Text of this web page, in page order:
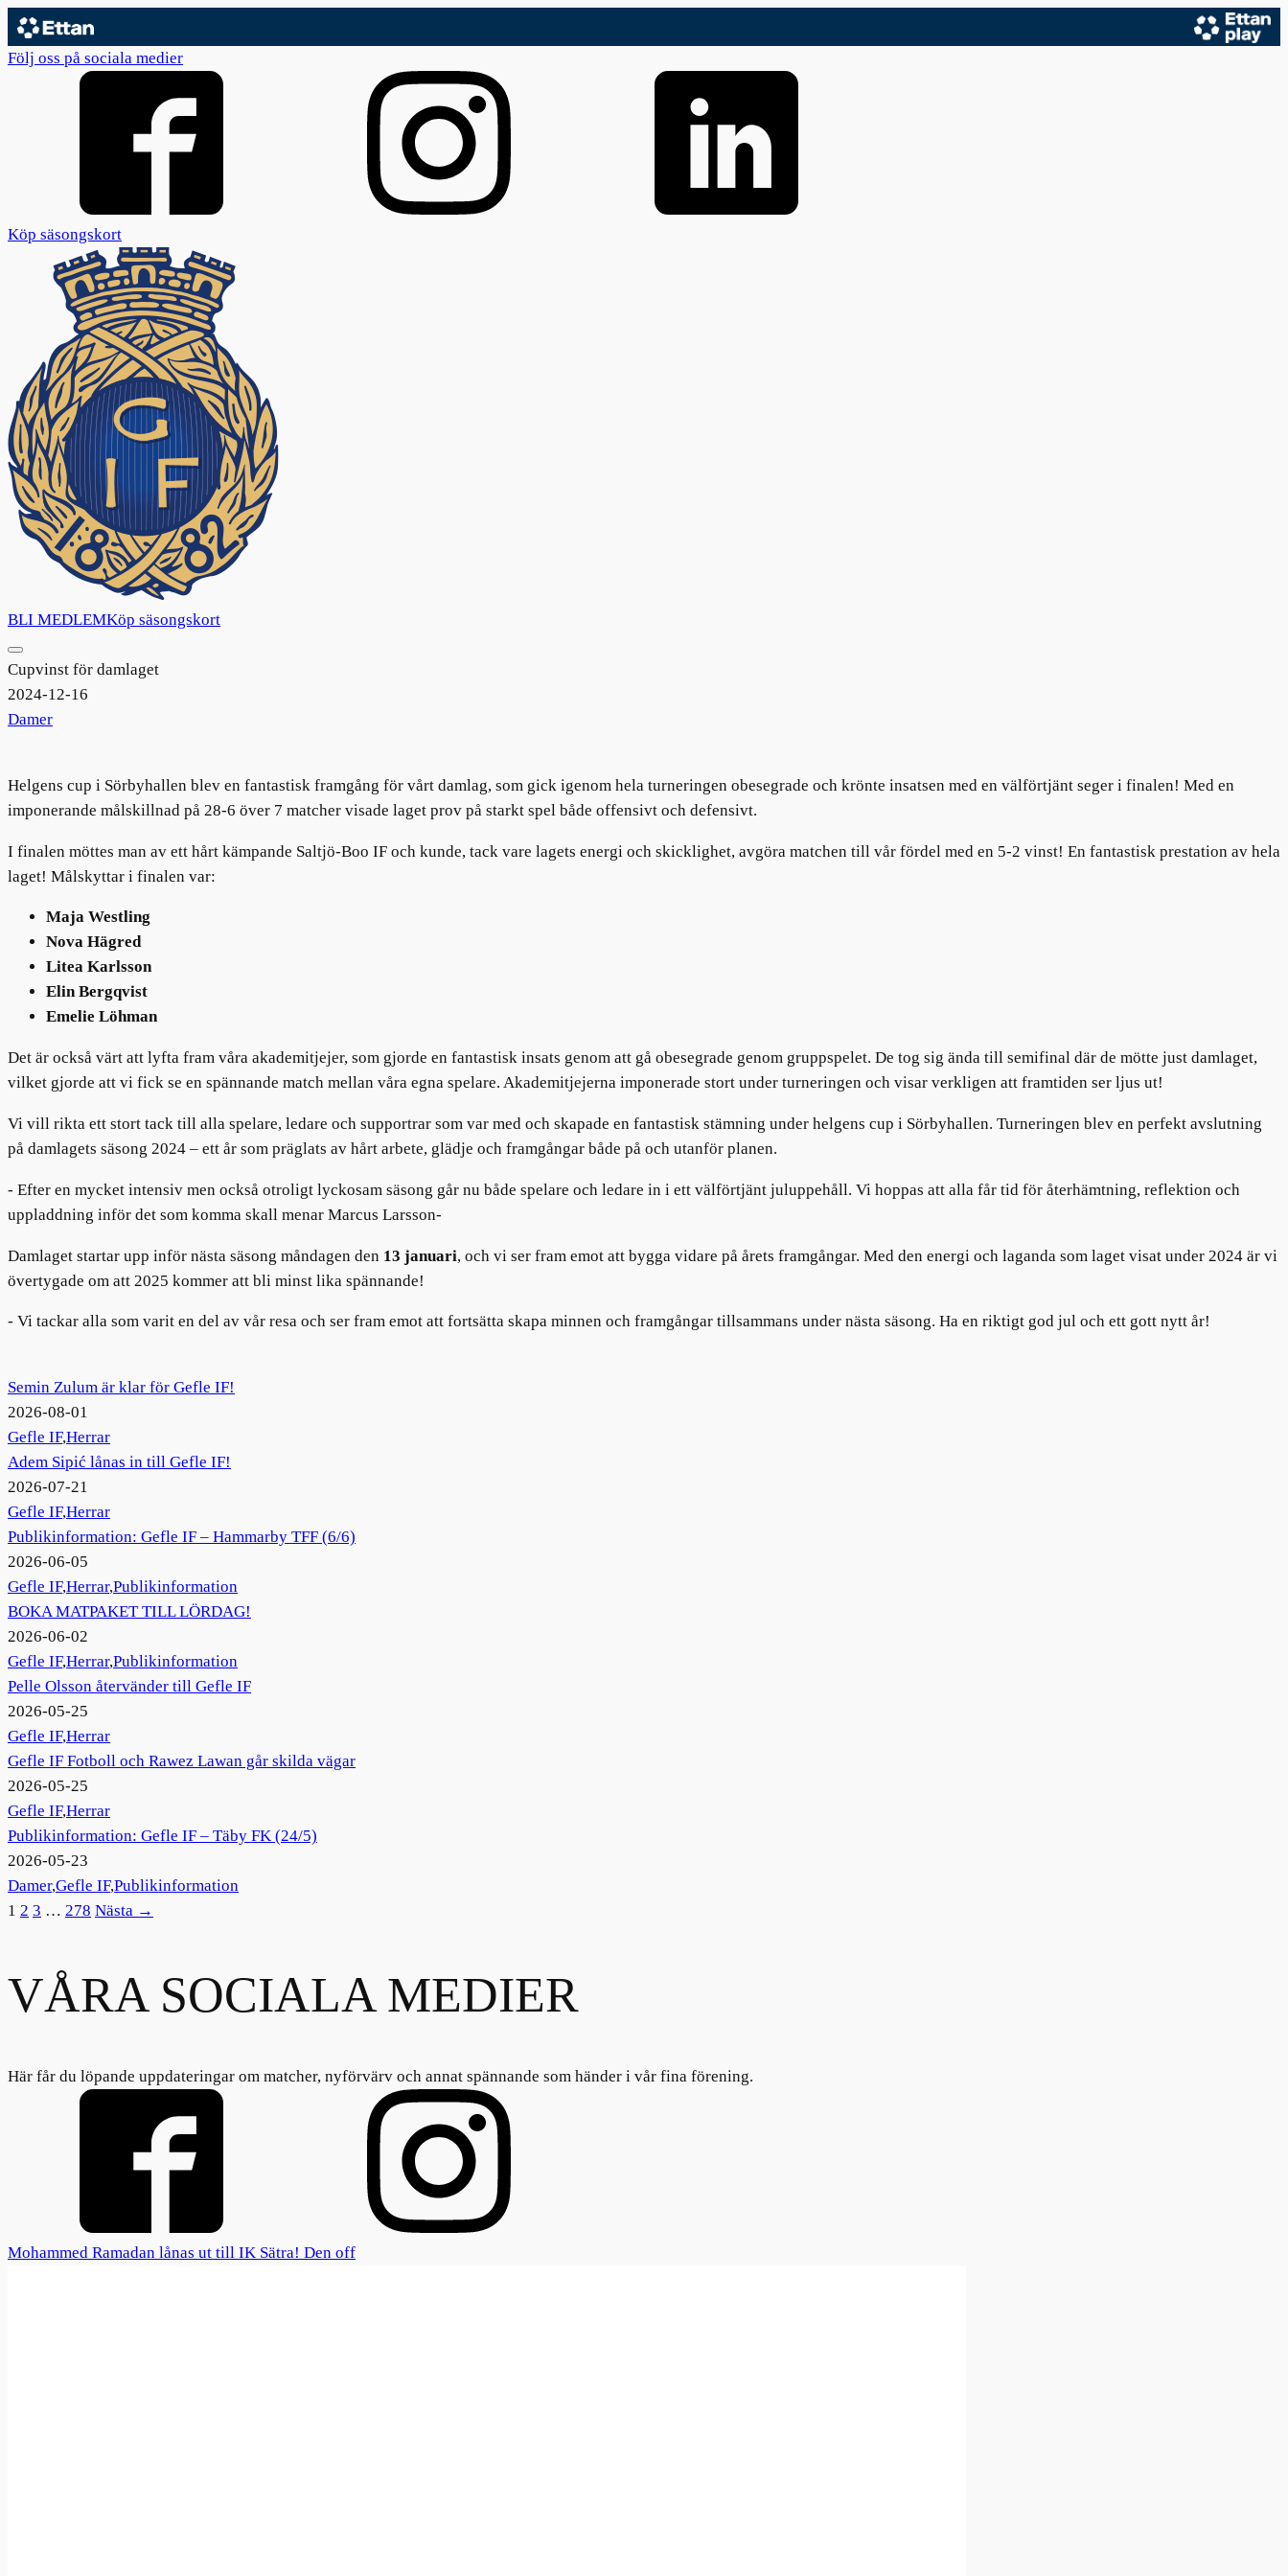
Följ oss på sociala medier
Köp säsongskort
BLI MEDLEMKöp säsongskort
Cupvinst för damlaget
2024-12-16
Damer
Helgens cup i Sörbyhallen blev en fantastisk framgång för vårt damlag, som gick igenom hela turneringen obesegrade och krönte insatsen med en välförtjänt seger i finalen! Med en
imponerande målskillnad på 28-6 över 7 matcher visade laget prov på starkt spel både offensivt och defensivt.
I finalen möttes man av ett hårt kämpande Saltjö-Boo IF och kunde, tack vare lagets energi och skicklighet, avgöra matchen till vår fördel med en 5-2 vinst! En fantastisk prestation av hela
laget! Målskyttar i finalen var:
Maja Westling
Nova Hägred
Litea Karlsson
Elin Bergqvist
Emelie Löhman
Det är också värt att lyfta fram våra akademitjejer, som gjorde en fantastisk insats genom att gå obesegrade genom gruppspelet. De tog sig ända till semifinal där de mötte just damlaget,
vilket gjorde att vi fick se en spännande match mellan våra egna spelare. Akademitjejerna imponerade stort under turneringen och visar verkligen att framtiden ser ljus ut!
Vi vill rikta ett stort tack till alla spelare, ledare och supportrar som var med och skapade en fantastisk stämning under helgens cup i Sörbyhallen. Turneringen blev en perfekt avslutning
på damlagets säsong 2024 – ett år som präglats av hårt arbete, glädje och framgångar både på och utanför planen.
- Efter en mycket intensiv men också otroligt lyckosam säsong går nu både spelare och ledare in i ett välförtjänt juluppehåll. Vi hoppas att alla får tid för återhämtning, reflektion och
uppladdning inför det som komma skall menar Marcus Larsson-
Damlaget startar upp inför nästa säsong måndagen den 13 januari, och vi ser fram emot att bygga vidare på årets framgångar. Med den energi och laganda som laget visat under 2024 är vi
övertygade om att 2025 kommer att bli minst lika spännande!
- Vi tackar alla som varit en del av vår resa och ser fram emot att fortsätta skapa minnen och framgångar tillsammans under nästa säsong. Ha en riktigt god jul och ett gott nytt år!
Semin Zulum är klar för Gefle IF!
2026-08-01
Gefle IF,Herrar
Adem Sipić lånas in till Gefle IF!
2026-07-21
Gefle IF,Herrar
Publikinformation: Gefle IF – Hammarby TFF (6/6)
2026-06-05
Gefle IF,Herrar,Publikinformation
BOKA MATPAKET TILL LÖRDAG!
2026-06-02
Gefle IF,Herrar,Publikinformation
Pelle Olsson återvänder till Gefle IF
2026-05-25
Gefle IF,Herrar
Gefle IF Fotboll och Rawez Lawan går skilda vägar
2026-05-25
Gefle IF,Herrar
Publikinformation: Gefle IF – Täby FK (24/5)
2026-05-23
Damer,Gefle IF,Publikinformation
1 2 3 … 278 Nästa →
VÅRA SOCIALA MEDIER
Här får du löpande uppdateringar om matcher, nyförvärv och annat spännande som händer i vår fina förening.
Mohammed Ramadan lånas ut till IK Sätra! Den off